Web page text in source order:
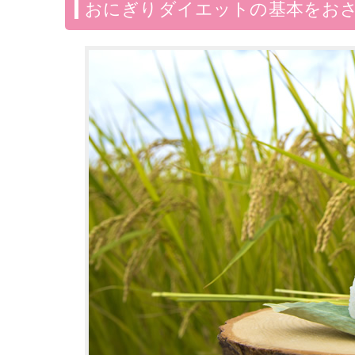
おにぎりダイエットの基本をお